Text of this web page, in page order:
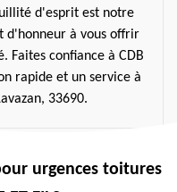
d'esprit est notre
d'honneur à vous offrir
Faites confiance à CDB
rapide et un service à
33690.
urgences toitures